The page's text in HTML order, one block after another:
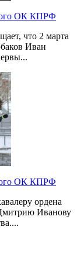
ОК КПРФ
что 2 марта
Иван
ОК КПРФ
ордена
Иванову